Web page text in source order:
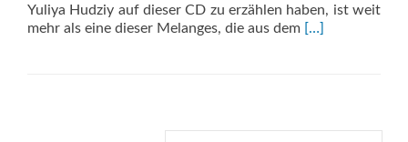
Yuliya Hudziy auf dieser CD zu erzählen haben, ist weit
mehr als eine dieser Melanges, die aus dem Read
[…]